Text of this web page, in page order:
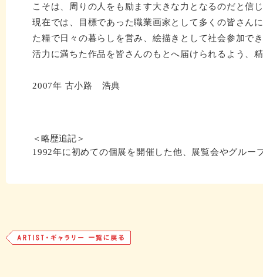
こそは、周りの人をも励ます大きな力となるのだと信
現在では、目標であった職業画家として多くの皆さん
た糧で日々の暮らしを営み、絵描きとして社会参加で
活力に満ちた作品を皆さんのもとへ届けられるよう、
2007年 古小路 浩典
＜略歴追記＞
1992年に初めての個展を開催した他、展覧会やグルー